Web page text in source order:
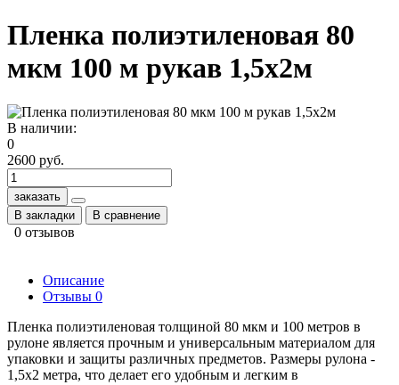
Пленка полиэтиленовая 80
мкм 100 м рукав 1,5х2м
В наличии:
0
2600 руб.
заказать
В закладки
В сравнение
0 отзывов
Описание
Отзывы 0
Пленка полиэтиленовая толщиной 80 мкм и 100 метров в
рулоне является прочным и универсальным материалом для
упаковки и защиты различных предметов. Размеры рулона -
1,5х2 метра, что делает его удобным и легким в